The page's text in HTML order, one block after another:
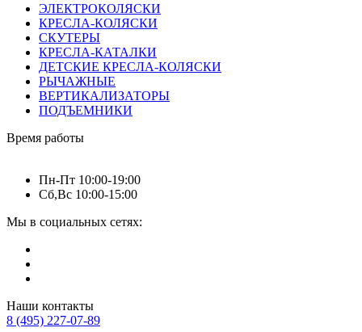
ЭЛЕКТРОКОЛЯСКИ
КРЕСЛА-КОЛЯСКИ
СКУТЕРЫ
КРЕСЛА-КАТАЛКИ
ДЕТСКИЕ КРЕСЛА-КОЛЯСКИ
РЫЧАЖНЫЕ
ВЕРТИКАЛИЗАТОРЫ
ПОДЪЕМНИКИ
Время работы
Пн-Пт 10:00-19:00
Сб,Вс 10:00-15:00
Мы в социальных сетях:
Наши контакты
8 (495) 227-07-89